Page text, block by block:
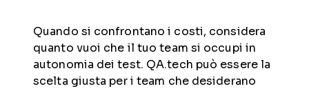
Quando si confrontano i costi, considera
quanto vuoi che il tuo team si occupi in
autonomia dei test. QA.tech può essere la
scelta giusta per i team che desiderano